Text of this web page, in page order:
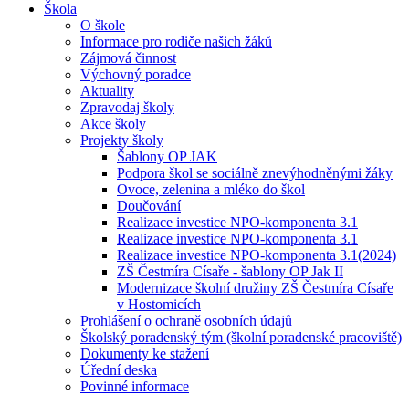
Škola
O škole
Informace pro rodiče našich žáků
Zájmová činnost
Výchovný poradce
Aktuality
Zpravodaj školy
Akce školy
Projekty školy
Šablony OP JAK
Podpora škol se sociálně znevýhodněnými žáky
Ovoce, zelenina a mléko do škol
Doučování
Realizace investice NPO-komponenta 3.1
Realizace investice NPO-komponenta 3.1
Realizace investice NPO-komponenta 3.1(2024)
ZŠ Čestmíra Císaře - šablony OP Jak II
Modernizace školní družiny ZŠ Čestmíra Císaře
v Hostomicích
Prohlášení o ochraně osobních údajů
Školský poradenský tým (školní poradenské pracoviště)
Dokumenty ke stažení
Úřední deska
Povinné informace